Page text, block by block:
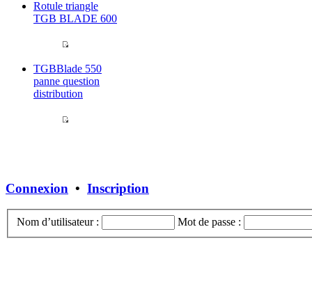
Rotule triangle
TGB BLADE 600
TGBBlade 550
panne question
distribution
Connexion • Inscription
Nom d’utilisateur : Mot de passe :